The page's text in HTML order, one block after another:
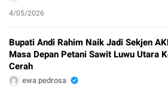
4/05/2026
Bupati Andi Rahim Naik Jadi Sekjen
Masa Depan Petani Sawit Luwu Utara
Cerah
ewa pedrosa